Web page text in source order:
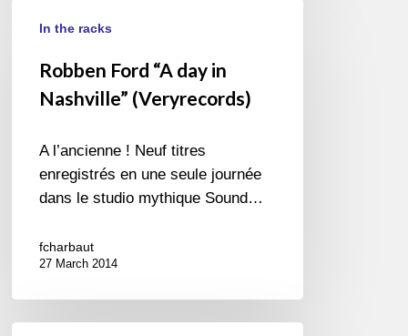
Ford
(Veryrecords)
In the racks
Robben Ford “A day in
Nashville” (Veryrecords)
A l’ancienne ! Neuf titres
enregistrés en une seule journée
dans le studio mythique Sound…
fcharbaut
27 March 2014